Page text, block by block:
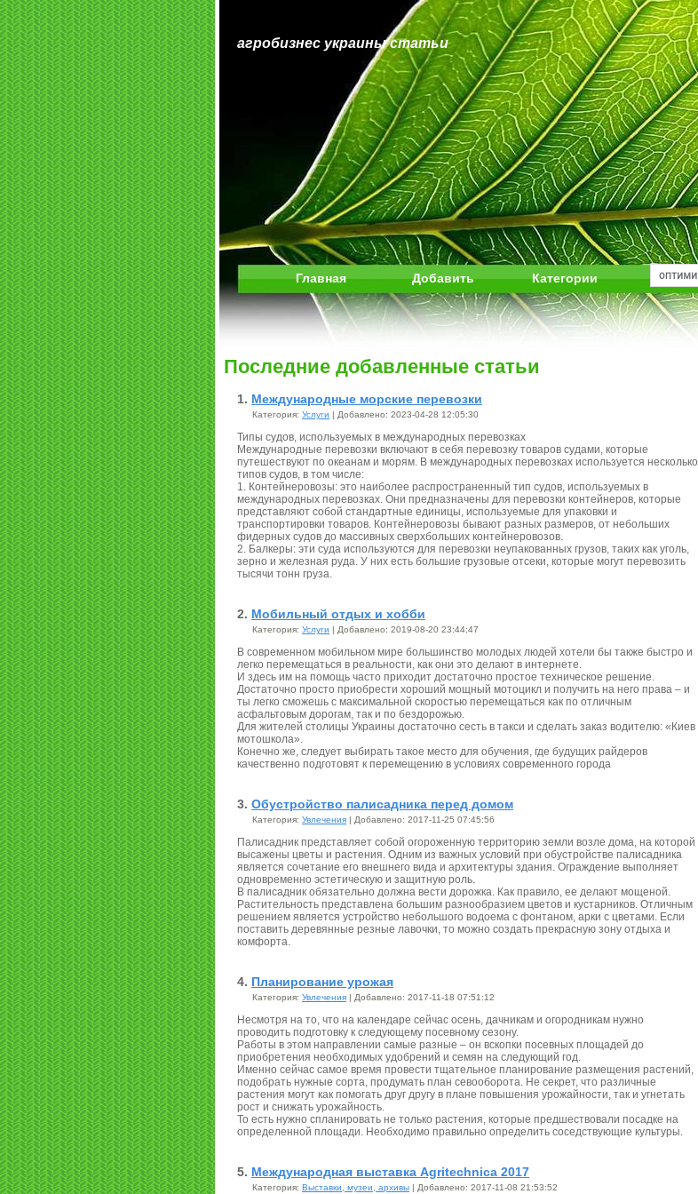
агробизнес украины статьи
Главная Добавить Категории
Последние добавленные статьи
1. Международные морские перевозки
Категория: Услуги | Добавлено: 2023-04-28 12:05:30
Типы судов, используемых в международных перевозках
Международные перевозки включают в себя перевозку товаров судами, которые
путешествуют по океанам и морям. В международных перевозках используется несколько
типов судов, в том числе:
1. Контейнеровозы: это наиболее распространенный тип судов, используемых в
международных перевозках. Они предназначены для перевозки контейнеров, которые
представляют собой стандартные единицы, используемые для упаковки и
транспортировки товаров. Контейнеровозы бывают разных размеров, от небольших
фидерных судов до массивных сверхбольших контейнеровозов.
2. Балкеры: эти суда используются для перевозки неупакованных грузов, таких как уголь,
зерно и железная руда. У них есть большие грузовые отсеки, которые могут перевозить
тысячи тонн груза.
2. Мобильный отдых и хобби
Категория: Услуги | Добавлено: 2019-08-20 23:44:47
В современном мобильном мире большинство молодых людей хотели бы также быстро и
легко перемещаться в реальности, как они это делают в интернете.
И здесь им на помощь часто приходит достаточно простое техническое решение.
Достаточно просто приобрести хороший мощный мотоцикл и получить на него права – и
ты легко сможешь с максимальной скоростью перемещаться как по отличным
асфальтовым дорогам, так и по бездорожью.
Для жителей столицы Украины достаточно сесть в такси и сделать заказ водителю: «Киев
мотошкола».
Конечно же, следует выбирать такое место для обучения, где будущих райдеров
качественно подготовят к перемещению в условиях современного города
3. Обустройство палисадника перед домом
Категория: Увлечения | Добавлено: 2017-11-25 07:45:56
Палисадник представляет собой огороженную территорию земли возле дома, на которой
высажены цветы и растения. Одним из важных условий при обустройстве палисадника
является сочетание его внешнего вида и архитектуры здания. Ограждение выполняет
одновременно эстетическую и защитную роль.
В палисадник обязательно должна вести дорожка. Как правило, ее делают мощеной.
Растительность представлена большим разнообразием цветов и кустарников. Отличным
решением является устройство небольшого водоема с фонтаном, арки с цветами. Если
поставить деревянные резные лавочки, то можно создать прекрасную зону отдыха и
комфорта.
4. Планирование урожая
Категория: Увлечения | Добавлено: 2017-11-18 07:51:12
Несмотря на то, что на календаре сейчас осень, дачникам и огородникам нужно
проводить подготовку к следующему посевному сезону.
Работы в этом направлении самые разные – он вскопки посевных площадей до
приобретения необходимых удобрений и семян на следующий год.
Именно сейчас самое время провести тщательное планирование размещения растений,
подобрать нужные сорта, продумать план севооборота. Не секрет, что различные
растения могут как помогать друг другу в плане повышения урожайности, так и угнетать
рост и снижать урожайность.
То есть нужно спланировать не только растения, которые предшествовали посадке на
определенной площади. Необходимо правильно определить соседствующие культуры.
5. Международная выставка Agritechnica 2017
Категория: Выставки, музеи, архивы | Добавлено: 2017-11-08 21:53:52